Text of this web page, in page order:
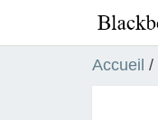
Accueil /